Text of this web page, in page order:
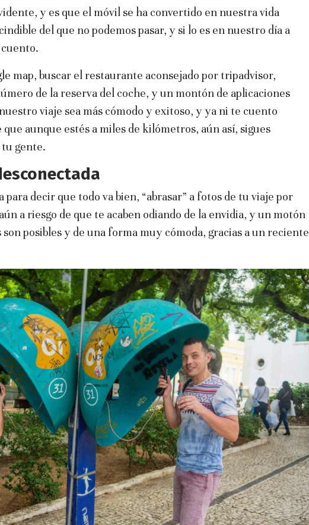
y es que el móvil se ha convertido en nuestra vida
del que no podemos pasar, y si lo es en nuestro día a
map, buscar el restaurante aconsejado por tripadvisor,
de la reserva del coche, y un montón de aplicaciones
viaje sea más cómodo y exitoso, y ya ni te cuento
que aunque estés a miles de kilómetros, aún así, sigues
gente.
para decir que todo va bien, “abrasar” a fotos de tu viaje por
a riesgo de que te acaben odiando de la envidia, y un motón
posibles y de una forma muy cómoda, gracias a un reciente